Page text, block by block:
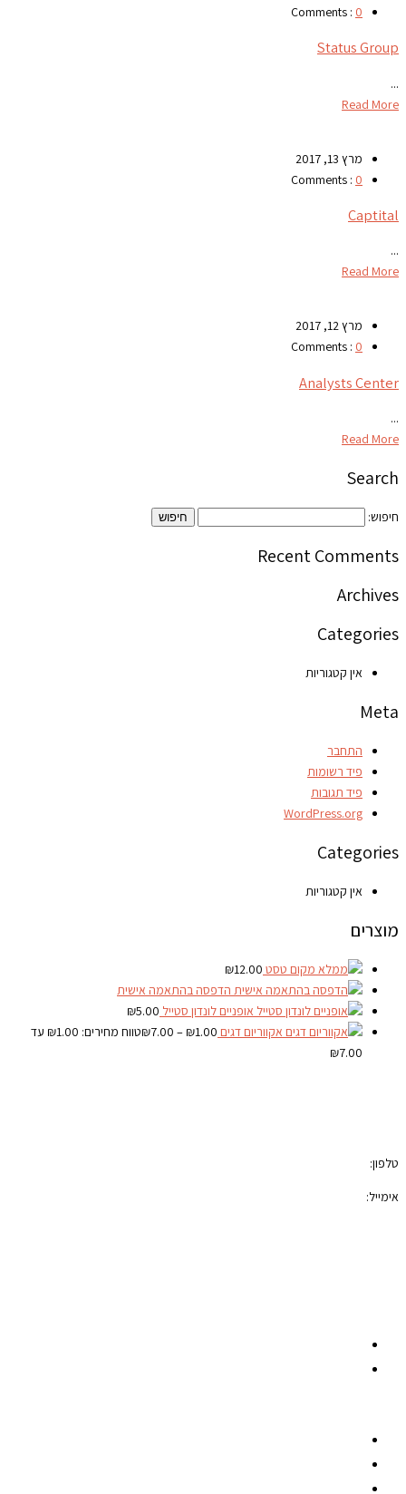
Comments : 0
Status Group
...
Read More
מרץ 13, 2017
Comments : 0
Captital
...
Read More
מרץ 12, 2017
Comments : 0
Analysts Center
...
Read More
Search
חיפוש:
Recent Comments
Archives
Categories
אין קטגוריות
Meta
התחבר
פיד רשומות
פיד תגובות
WordPress.org
Categories
אין קטגוריות
מוצרים
טסט ₪12.00
הדפסה בהתאמה אישית
אופניים לונדון סטייל
₪5.00
אקווריום דגים
₪1.00
–
₪7.00
טווח מחירים: ⁦₪1.00⁩ עד
טלפון:
אימייל: